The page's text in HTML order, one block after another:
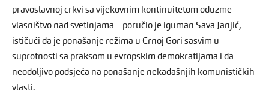
pravoslavnoj crkvi sa vijekovnim kontinuitetom oduzme
vlasništvo nad svetinjama – poručio je iguman Sava Janjić,
ističući da je ponašanje režima u Crnoj Gori sasvim u
suprotnosti sa praksom u evropskim demokratijama i da
neodoljivo podsjeća na ponašanje nekadašnjih komunističkih
vlasti.